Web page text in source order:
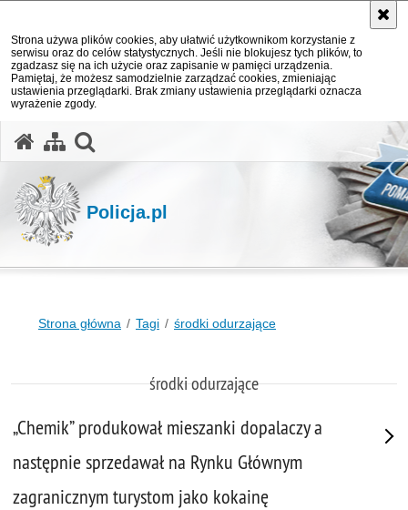
Strona używa plików cookies, aby ułatwić użytkownikom korzystanie z
serwisu oraz do celów statystycznych. Jeśli nie blokujesz tych plików, to
zgadzasz się na ich użycie oraz zapisanie w pamięci urządzenia.
Pamiętaj, że możesz samodzielnie zarządzać cookies, zmieniając
ustawienia przeglądarki. Brak zmiany ustawienia przeglądarki oznacza
wyrażenie zgody.
Policja.pl
Strona główna Tagi środki odurzające
środki odurzające
„Chemik” produkował mieszanki dopalaczy a
następnie sprzedawał na Rynku Głównym
zagranicznym turystom jako kokainę